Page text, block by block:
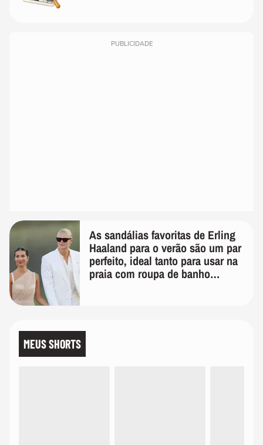
PUBLICIDADE
As sandálias favoritas de Erling
Haaland para o verão são um par
perfeito, ideal tanto para usar na
praia com roupa de banho
MEUS SHORTS